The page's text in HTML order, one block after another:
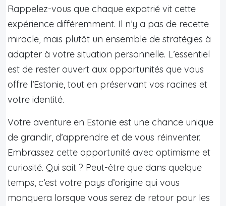
Rappelez-vous que chaque expatrié vit cette
expérience différemment. Il n’y a pas de recette
miracle, mais plutôt un ensemble de stratégies à
adapter à votre situation personnelle. L’essentiel
est de rester ouvert aux opportunités que vous
offre l’Estonie, tout en préservant vos racines et
votre identité.
Votre aventure en Estonie est une chance unique
de grandir, d’apprendre et de vous réinventer.
Embrassez cette opportunité avec optimisme et
curiosité. Qui sait ? Peut-être que dans quelque
temps, c’est votre pays d’origine qui vous
manquera lorsque vous serez de retour pour les